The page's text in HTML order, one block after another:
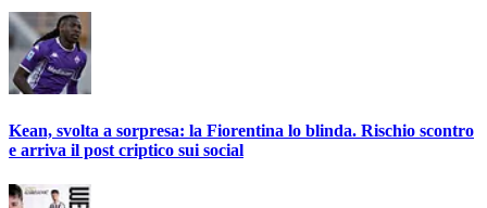
Kean, svolta a sorpresa: la Fiorentina lo blinda. Rischio scontro
e arriva il post criptico sui social